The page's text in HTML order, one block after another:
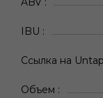
IBU
Ссылка на
Объем